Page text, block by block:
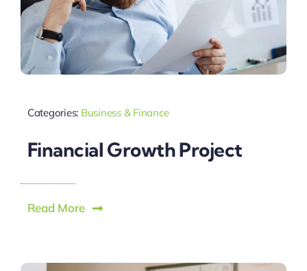
Categories: Business & Finance
Financial Growth Project
Read More